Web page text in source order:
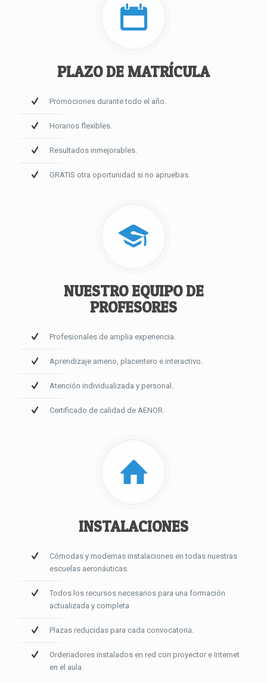
PLAZO DE MATRÍCULA
Promociones durante todo el año.
Horarios flexibles.
Resultados inmejorables.
GRATIS otra oportunidad si no apruebas.
NUESTRO EQUIPO DE
PROFESORES
Profesionales de amplia experiencia.
Aprendizaje ameno, placentero e interactivo.
Atención individualizada y personal.
Certificado de calidad de AENOR.
INSTALACIONES
Cómodas y modernas instalaciones en todas nuestras
escuelas aeronáuticas.
Todos los recursos necesarios para una formación
actualizada y completa
Plazas reducidas para cada convocatoria.
Ordenadores instalados en red con proyector e Internet
en el aula.